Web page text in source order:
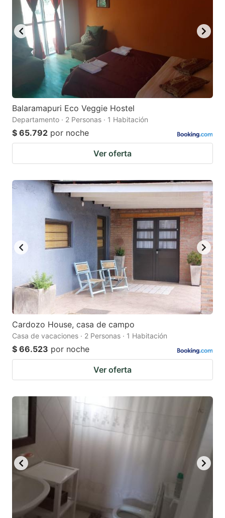
Balaramapuri Eco Veggie Hostel
Departamento · 2 Personas · 1 Habitación
$ 65.792 por noche
Ver oferta
Cardozo House, casa de campo
Casa de vacaciones · 2 Personas · 1 Habitación
$ 66.523 por noche
Ver oferta